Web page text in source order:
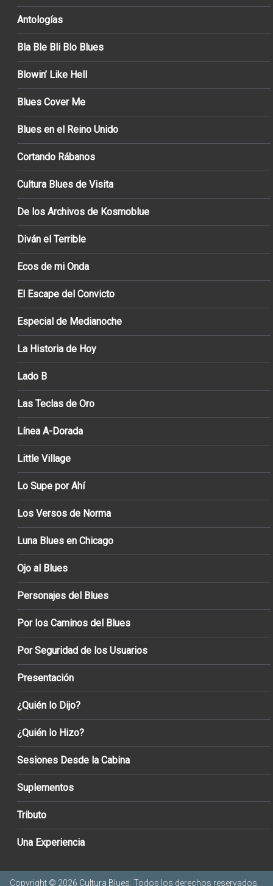
Antologías
Bla Ble Bli Blo Blues
Blowin’ Like Hell
Blues Cover Me
Blues en el Reino Unido
Cortando Rábanos
Cultura Blues de Visita
De los Archivos de Kosmoblue
Diván el Terrible
Ecos de mi Onda
El Escape del Convicto
Especial de Medianoche
La Historia de Hoy
Lado B
Las Teclas de Oro
Línea A-Dorada
Little Village
Lo Supe por Ahí
Los Versos de Norma
Luna Blues en Chicago
Ojo al Blues
Personajes del Blues
Por los Caminos del Blues
Por Seguridad de los Usuarios
Presentación
¿Quién lo Dijo?
¿Quién lo Hizo?
Sesiones Desde la Cabina
Suplementos
Tributo
Una Experiencia
Copyright © 2026 Cultura Blues. Todos los derechos reservados.